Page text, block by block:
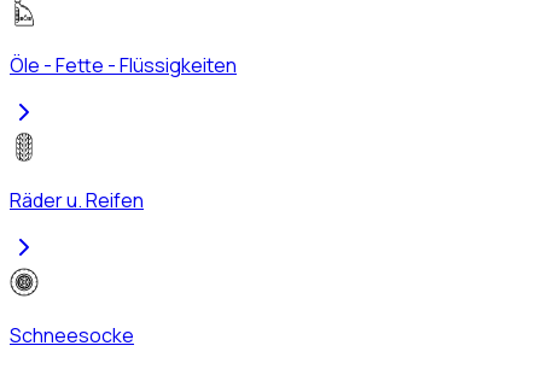
Öle - Fette - Flüssigkeiten
Räder u. Reifen
Schneesocke